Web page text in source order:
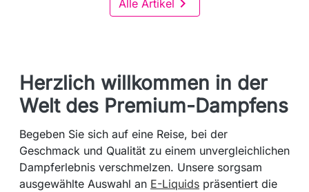
Alle Artikel
Herzlich willkommen in der
Welt des Premium-Dampfens
Begeben Sie sich auf eine Reise, bei der
Geschmack und Qualität zu einem unvergleichlichen
Dampferlebnis verschmelzen. Unsere sorgsam
ausgewählte Auswahl an E-Liquids präsentiert die